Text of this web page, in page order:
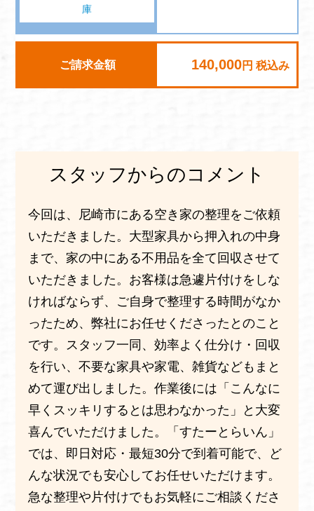
庫
ご請求金額 140,000円 税込み
スタッフからのコメント
今回は、尼崎市にある空き家の整理をご依頼
いただきました。大型家具から押入れの中身
まで、家の中にある不用品を全て回収させて
いただきました。お客様は急遽片付けをしな
ければならず、ご自身で整理する時間がなか
ったため、弊社にお任せくださったとのこと
です。スタッフ一同、効率よく仕分け・回収
を行い、不要な家具や家電、雑貨などもまと
めて運び出しました。作業後には「こんなに
早くスッキリするとは思わなかった」と大変
喜んでいただけました。「すたーとらいん」
では、即日対応・最短30分で到着可能で、ど
んな状況でも安心してお任せいただけます。
急な整理や片付けでもお気軽にご相談くださ